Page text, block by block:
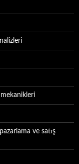
ve satış